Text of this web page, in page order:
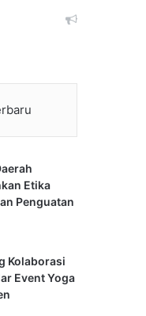
Etika
Penguatan
Kolaborasi
Event Yoga